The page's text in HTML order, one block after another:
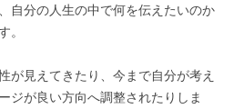
自分の人生の中で何を伝えたいのか
。
が見えてきたり、今まで自分が考え
ジが良い方向へ調整されたりしま